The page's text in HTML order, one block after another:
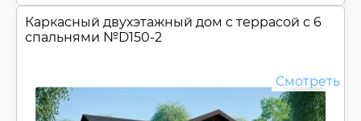
Спроектировано для Регионов
Строительство доступно для Регионов
Сбросить
Каркасный двухэтажный дом c террасой с 6
спальнями №D150-2
Смотреть